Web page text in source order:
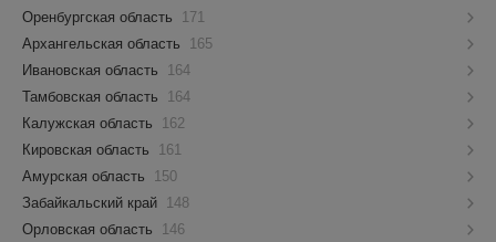
Оренбургская область
171
Архангельская область
165
Ивановская область
164
Тамбовская область
164
Калужская область
162
Кировская область
161
Амурская область
150
Забайкальский край 148
Орловская область
146